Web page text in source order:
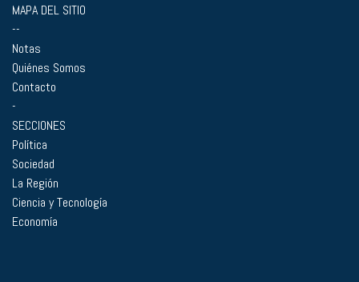
MAPA DEL SITIO
--
Notas
Quiénes Somos
Contacto
-
SECCIONES
Política
Sociedad
La Región
Ciencia y Tecnología
Economía